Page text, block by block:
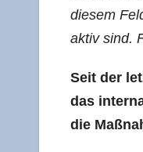
die­sem
aktiv sind.
Seit der
das
die